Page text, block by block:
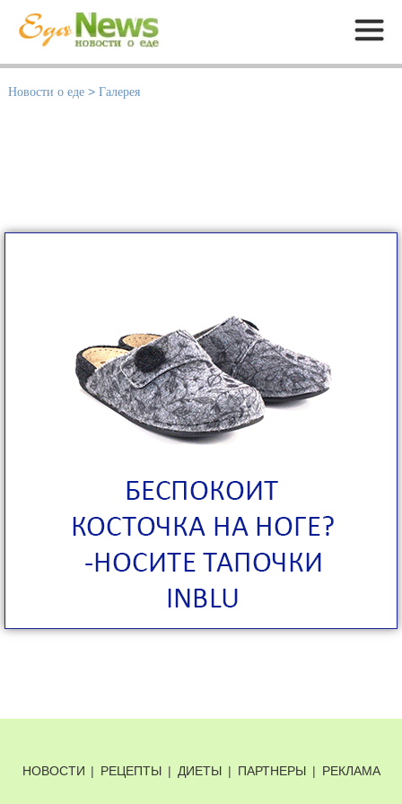
Меню
Новости о еде > Галерея
НОВОСТИ | РЕЦЕПТЫ | ДИЕТЫ | ПАРТНЕРЫ | РЕКЛАМА